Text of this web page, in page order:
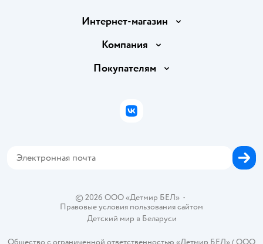
Интернет-магазин
Доставка и оплата
Правила продажи
Политика использования файлов cookie
Компания
Вакансии
Покупателям
Бонусные карты
© 2026 ООО «Детмир БЕЛ»•
Правовые условия пользования сайтом
Детский мир в Беларуси
Общество с ограниченной ответственностью «Детмир БЕЛ» ( ООО
ВКонтакте